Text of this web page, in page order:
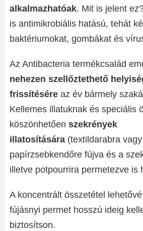
alkalmazhatóak. Mit is jelent
is antimikrobiális hatású, tehát
baktériumokat, gombákat és
Az Antibacteria termékcsalád
nehezen szellőztethető
frissítésére az év bármely
Kellemes illatuknak és speciális
köszönhetően szekrények
illatosítására (textildarabra vagy
papírzsebkendőre fújva és a
illetve potpourrira permetezve is
A koncentrált összetétel
fújásnyi permet hosszú ideig
biztosítson.